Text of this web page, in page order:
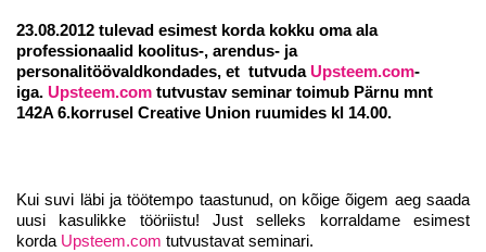
23.08.2012 tulevad esimest korda kokku oma ala
professionaalid koolitus-, arendus- ja
personalitöövaldkondades, et tutvuda Upsteem.com-
iga. Upsteem.com tutvustav seminar toimub Pärnu mnt
142A 6.korrusel Creative Union ruumides kl 14.00.
Kui suvi läbi ja töötempo taastunud, on kõige õigem aeg saada
uusi kasulikke tööriistu! Just selleks korraldame esimest
korda Upsteem.com tutvustavat seminari.